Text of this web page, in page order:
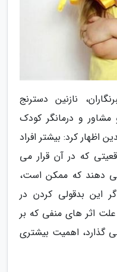
نازنین دسترنج
مشاور و درمانگر کودک
اظهار کرد: بیشتر افراد
که در آن قرار می
دهند که ممکن است،
این بدقولی کردن در
اثر های منفی که بر
گذارد، اهمیت بیشتری